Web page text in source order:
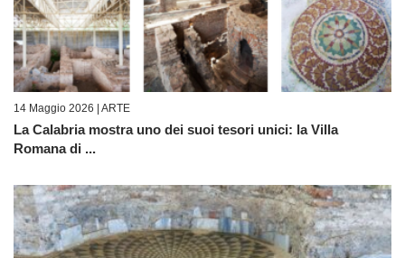
14 Maggio 2026 | ARTE
La Calabria mostra uno dei suoi tesori unici: la Villa
Romana di ...